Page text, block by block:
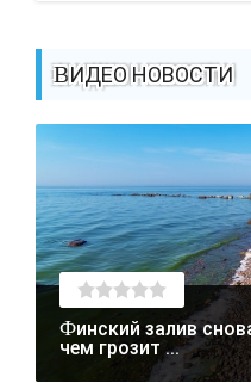
ВИДЕО НОВОСТИ
Финский залив снова стал зелёным:
чем грозит ...